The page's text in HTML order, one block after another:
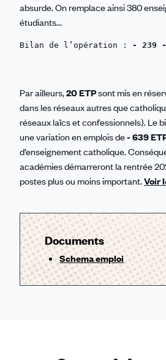
absurde. On remplace ainsi 380
étudiants...
Bilan de l’opération : - 239
Par ailleurs,20 ETPsont mis en
dans les réseaux autres que
réseaux laïcs et confessionnels). Le
une variation en emplois de- 639
d’enseignement catholique.
académies démarreront la rentrée
postes plus ou moins important.Voir
Documents
Schema emploi